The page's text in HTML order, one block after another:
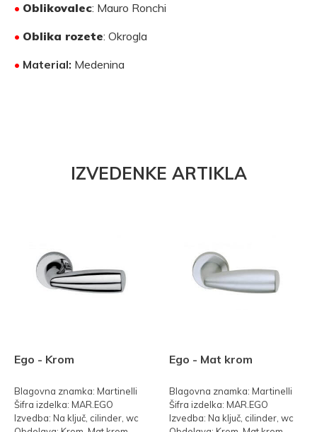
• Oblikovalec: Mauro Ronchi
• Oblika rozete: Okrogla
• Material: Medenina
IZVEDENKE ARTIKLA
Ego - Krom
Blagovna znamka: Martinelli
Šifra izdelka: MAR.EGO
Izvedba: Na ključ, cilinder, wc
Ego - Mat krom
Blagovna znamka: Martinelli
Šifra izdelka: MAR.EGO
Izvedba: Na ključ, cilinder, wc